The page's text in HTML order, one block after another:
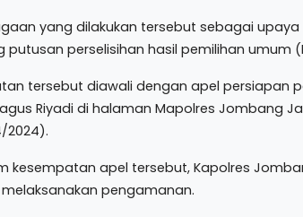
yang dilakukan tersebut sebagai
putusan perselisihan hasil pemilihan umum
tersebut diawali dengan apel persiapan
Riyadi di halaman Mapolres Jombang
2024).
kesempatan apel tersebut, Kapolres
pengamanan.